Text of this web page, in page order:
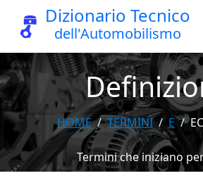
Dizionario Tecnico
dell'Automobilismo
HOME TERMINI E
Termini che iniziano